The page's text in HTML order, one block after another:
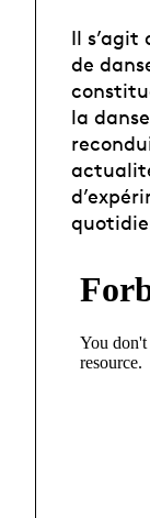
Il s’agit
de
la